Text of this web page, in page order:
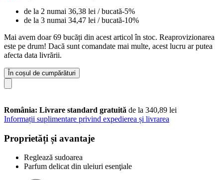
de la 2 numai 36,38 lei / bucată-5%
de la 3 numai 34,47 lei / bucată-10%
Mai avem doar 69 bucăți din acest articol în stoc. Reaprovizionarea
este pe drum! Dacă sunt comandate mai multe, acest lucru ar putea
afecta data livrării.
În coșul de cumpărături
România: Livrare standard gratuită de la 340,89 lei
Informații suplimentare privind expedierea și livrarea
Proprietăți și avantaje
Reglează sudoarea
Parfum delicat din uleiuri esenţiale